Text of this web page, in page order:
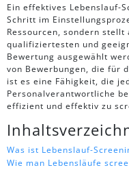
Ein effektives Lebenslauf-
Schritt im
Ressourcen, sondern
qualifiziertesten und
Bewertung ausgewählt
von Bewerbungen, die für
ist es eine Fähigkeit, die
Personalverantwortliche
effizient und effektiv zu
Was ist Lebenslauf-
Wie man Lebensläufe